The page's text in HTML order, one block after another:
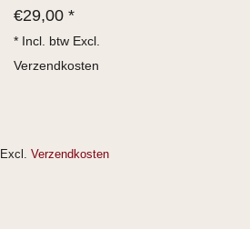
€29,00 *
* Incl. btw Excl.
Verzendkosten
Excl. Verzendkosten